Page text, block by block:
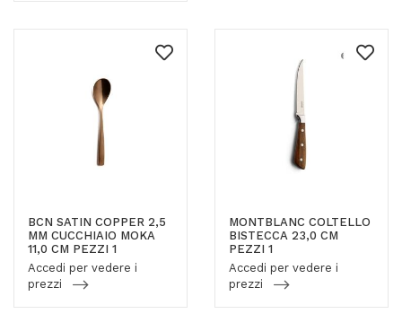
BCN SATIN COPPER 2,5
MM CUCCHIAIO MOKA
11,0 CM PEZZI 1
Accedi per vedere i
prezzi
MONTBLANC COLTELLO
BISTECCA 23,0 CM
PEZZI 1
Accedi per vedere i
prezzi